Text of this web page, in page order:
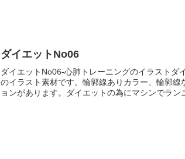
ダイエットNo06
ダイエットNo06-心肺トレーニングのイラストダ
のイラスト素材です。輪郭線ありカラー、輪郭
ョンがあります。ダイエットの為にマシンでラン